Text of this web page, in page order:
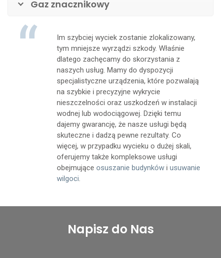
Gaz znacznikowy
Im szybciej wyciek zostanie zlokalizowany,
tym mniejsze wyrządzi szkody. Właśnie
dlatego zachęcamy do skorzystania z
naszych usług. Mamy do dyspozycji
specjalistyczne urządzenia, które pozwalają
na szybkie i precyzyjne wykrycie
nieszczelności oraz uszkodzeń w instalacji
wodnej lub wodociągowej. Dzięki temu
dajemy gwarancję, że nasze usługi będą
skuteczne i dadzą pewne rezultaty. Co
więcej, w przypadku wycieku o dużej skali,
oferujemy także kompleksowe usługi
obejmujące osuszanie budynków i usuwanie
wilgoci.
Napisz do Nas